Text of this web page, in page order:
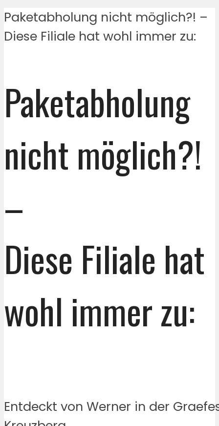
Paketabholung nicht möglich?! –
Diese Filiale hat wohl immer zu:
Paketabholung
nicht möglich?!
–
Diese Filiale hat
wohl immer zu:
Entdeckt von Werner in der